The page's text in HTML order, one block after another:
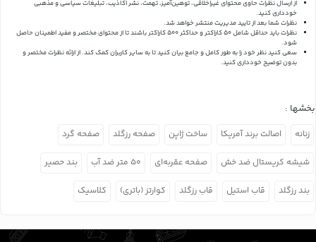
از ارسال نظرات حاوی محتوای غیراخلاقی، توهین‌آمیز، تهمت، نشر اکاذیب، تبلیغات سیاسی و مذهبی
خودداری کنید.
نظرات شما بعد از تایید مدیریت منتشر خواهد شد.
نظرات باید حداقل شامل 50 کاراکتر و حداکثر 500 کاراکتر باشند تا از محتوای مختصر و مفید اطمینان حاصل
شود.
سعی کنید نظر خود را به طور کامل و جامع بیان کنید تا به سایر کاربران کمک کند.از ارائه نظرات مختصر و
بدون توضیح خودداری کنید.
بخشها :
زنانه اصالت برند آمریکا ساخت ژاپن صفحه رزگلد صفحه گرد
شیشه کریستال ضد خش صفحه عقربه‌ای ۵۰ متر ضد آب بند حصیر
بند رزگلد قاب استیل قاب رزگلد کوارتز (باتری) کلاسیک